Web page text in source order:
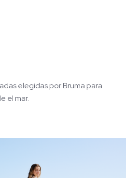
elegidas por Bruma para
el mar.